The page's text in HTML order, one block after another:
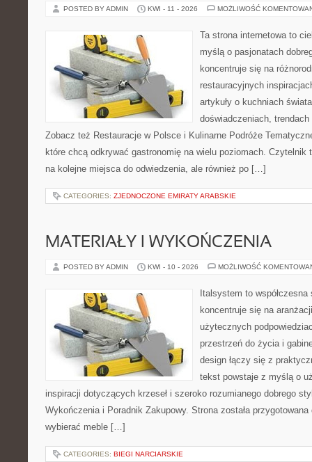
POSTED BY ADMIN KWI - 11 - 2026 MOŻLIWOŚĆ
Ta strona internetowa to
myślą o pasjonatach
koncentruje się na
restauracyjnych
artykuły o kuchniach
doświadczeniach,
Zobacz też Restauracje w Polsce i Kulinarne Podróże
które chcą odkrywać gastronomię na wielu poziomach. Czytelnik
na kolejne miejsca do odwiedzenia, ale również po […]
CATEGORIES: ZJEDNOCZONE EMIRATY ARABSKIE
MATERIAŁY I WYKOŃCZENIA
POSTED BY ADMIN KWI - 10 - 2026 MOŻLIWOŚĆ
Italsystem to
koncentruje się na
użytecznych
przestrzeń do życia i
design łączy się z
tekst powstaje z myślą o
inspiracji dotyczących krzeseł i szeroko rozumianego dobrego
Wykończenia i Poradnik Zakupowy. Strona została
wybierać meble […]
CATEGORIES: BIEGI NARCIARSKIE